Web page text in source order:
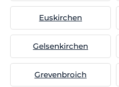
Euskirchen
Gelsenkirchen
Grevenbroich